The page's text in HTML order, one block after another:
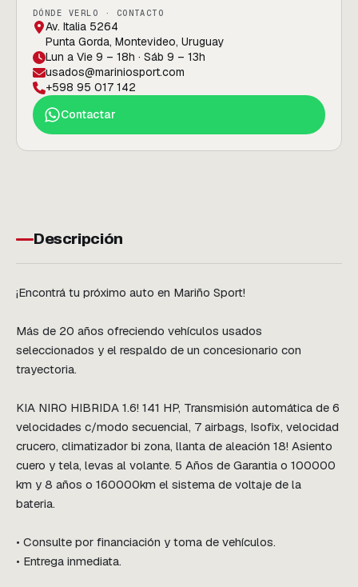
DÓNDE VERLO · CONTACTO
Av. Italia 5264
Punta Gorda, Montevideo, Uruguay
Lun a Vie 9 – 18h · Sáb 9 – 13h
usados@mariniosport.com
+598 95 017 142
Contactar
Descripción
¡Encontrá tu próximo auto en Mariño Sport!
Más de 20 años ofreciendo vehículos usados
seleccionados y el respaldo de un concesionario con
trayectoria.
KIA NIRO HIBRIDA 1.6! 141 HP, Transmisión automática de 6
velocidades c/modo secuencial, 7 airbags, Isofix, velocidad
crucero, climatizador bi zona, llanta de aleación 18! Asiento
cuero y tela, levas al volante. 5 Años de Garantia o 100000
km y 8 años o 160000km el sistema de voltaje de la
bateria.
• Consulte por financiación y toma de vehículos.
• Entrega inmediata.